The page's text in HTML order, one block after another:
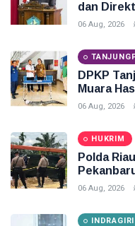
dan
06 Aug, 2026
DPKP
Muara
Taman
06 Aug, 2026
HUKRIM
Polda
06 Aug, 2026